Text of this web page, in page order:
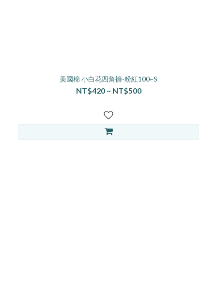
美國棉 小白花四角褲-粉紅100~S
NT$420 ~ NT$500